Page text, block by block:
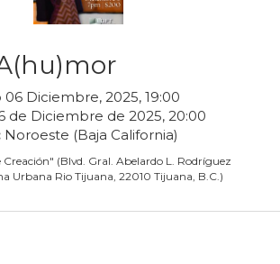
06 Diciembre, 2025, 19:00
de Diciembre de 2025, 20:00
Noroeste (Baja California)
Creación" (Blvd. Gral. Abelardo L. Rodríguez
Urbana Rio Tijuana, 22010 Tijuana, B.C.)